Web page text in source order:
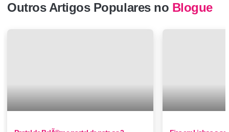
Outros Artigos Populares no Blogue